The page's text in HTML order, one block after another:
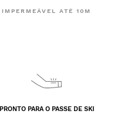
IMPERMEÁVEL ATÉ 10M
PRONTO PARA O PASSE DE SKI